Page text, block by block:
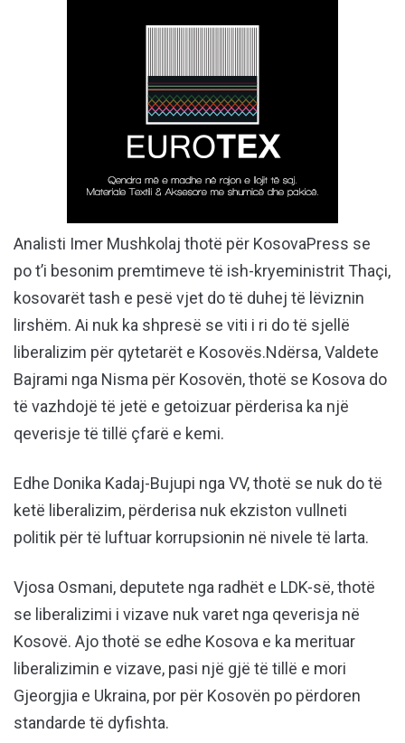
Analisti Imer Mushkolaj thotë për KosovaPress se
po t’i besonim premtimeve të ish-kryeministrit Thaçi,
kosovarët tash e pesë vjet do të duhej të lëviznin
lirshëm. Ai nuk ka shpresë se viti i ri do të sjellë
liberalizim për qytetarët e Kosovës.Ndërsa, Valdete
Bajrami nga Nisma për Kosovën, thotë se Kosova do
të vazhdojë të jetë e getoizuar përderisa ka një
qeverisje të tillë çfarë e kemi.
Edhe Donika Kadaj-Bujupi nga VV, thotë se nuk do të
ketë liberalizim, përderisa nuk ekziston vullneti
politik për të luftuar korrupsionin në nivele të larta.
Vjosa Osmani, deputete nga radhët e LDK-së, thotë
se liberalizimi i vizave nuk varet nga qeverisja në
Kosovë. Ajo thotë se edhe Kosova e ka merituar
liberalizimin e vizave, pasi një gjë të tillë e mori
Gjeorgjia e Ukraina, por për Kosovën po përdoren
standarde të dyfishta.